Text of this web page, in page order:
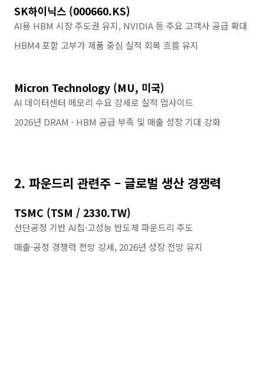
SK하이닉스 (000660.KS)
AI용 HBM 시장 주도권 유지, NVIDIA 등 주요 고객사 공급 확대
HBM4 포함 고부가 제품 중심 실적 회복 흐름 유지
Micron Technology (MU, 미국)
AI 데이터센터 메모리 수요 강세로 실적 업사이드
2026년 DRAM · HBM 공급 부족 및 매출 성장 기대 강화
2. 파운드리 관련주 – 글로벌 생산 경쟁력
TSMC (TSM / 2330.TW)
선단공정 기반 AI칩·고성능 반도체 파운드리 주도
매출·공정 경쟁력 전망 강세, 2026년 성장 전망 유지